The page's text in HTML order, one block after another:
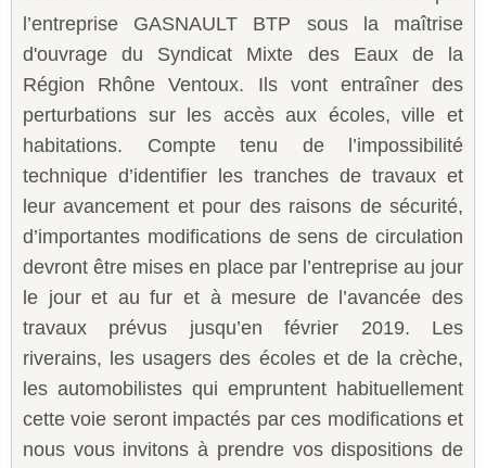
Sécurité civile
Sécurité publique
l’entreprise GASNAULT BTP sous la maîtrise
d'ouvrage du Syndicat Mixte des Eaux de la
Région Rhône Ventoux. Ils vont entraîner des
perturbations sur les accès aux écoles, ville et
habitations. Compte tenu de l’impossibilité
technique d’identifier les tranches de travaux et
leur avancement et pour des raisons de sécurité,
d’importantes modifications de sens de circulation
devront être mises en place par l’entreprise au jour
le jour et au fur et à mesure de l’avancée des
travaux prévus jusqu’en février 2019. Les
riverains, les usagers des écoles et de la crèche,
les automobilistes qui empruntent habituellement
cette voie seront impactés par ces modifications et
nous vous invitons à prendre vos dispositions de